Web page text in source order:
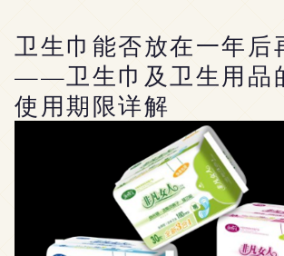
卫生巾能否放在一年后
——卫生巾及卫生用品
使用期限详解